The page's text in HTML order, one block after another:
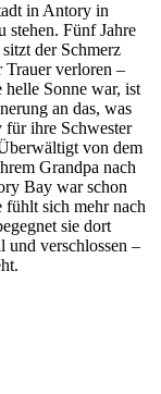
in Antory in
Fünf Jahre
der Schmerz
verloren –
Sonne war, ist
an das, was
ihre Schwester
von dem
Grandpa nach
Bay war schon
sich mehr nach
sie dort
und verschlossen –